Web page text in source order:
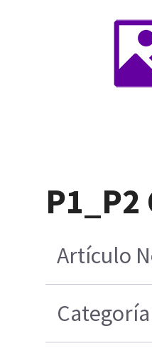
Artículo
Categoría